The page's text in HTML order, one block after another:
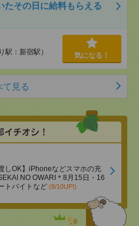
その日に給料もらえる
駅：新宿駅） 気になる！
て見る
しOK】iPhoneなどスマホの充
NO OWARI＊8月15日・16
トバイトなど (8/10UP!)